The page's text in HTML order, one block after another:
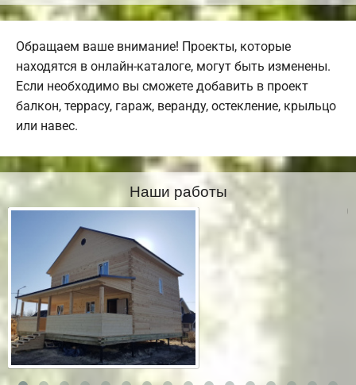
Обращаем ваше внимание! Проекты, которые
находятся в онлайн-каталоге, могут быть изменены.
Если необходимо вы сможете добавить в проект
балкон, террасу, гараж, веранду, остекление, крыльцо
или навес.
Наши работы